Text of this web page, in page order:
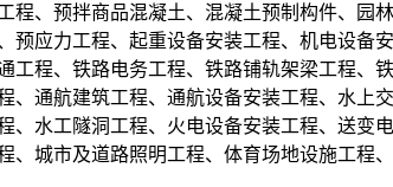
、预拌商品混凝土、混凝土预制构件、园
应力工程、起重设备安装工程、机电设备
程、铁路电务工程、铁路铺轨架梁工程、
通航建筑工程、通航设备安装工程、水上
水工隧洞工程、火电设备安装工程、送变
城市及道路照明工程、体育场地设施工程